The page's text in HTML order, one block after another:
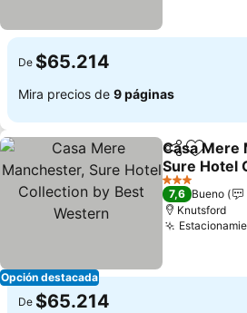
De $65.214
Mira precios de 9 páginas
Opción destacada
Compartir
Casa Mere
Sure Hotel
Best
3 Estrellas
7,6 Bueno
Knutsford
De $65.214